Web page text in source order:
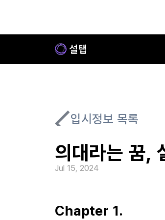
입시정보 목록
의대라는 꿈,
Jul 15, 2024
Chapter 1.